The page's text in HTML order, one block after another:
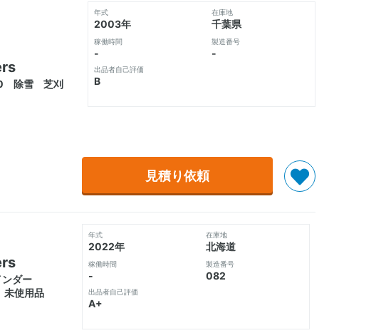
除雪 芝刈
年式
2003年
稼働時間
-
出品者自己評価
B
在庫地
千葉県
製造番号
-
見積り依頼
ンダー
使用品
年式
2022年
稼働時間
-
出品者自己評価
A+
在庫地
北海道
製造番号
082